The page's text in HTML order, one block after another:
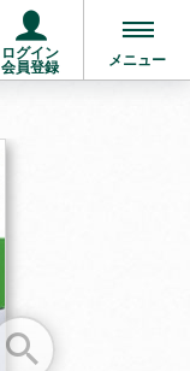
ログイン
会員登録
メニュー